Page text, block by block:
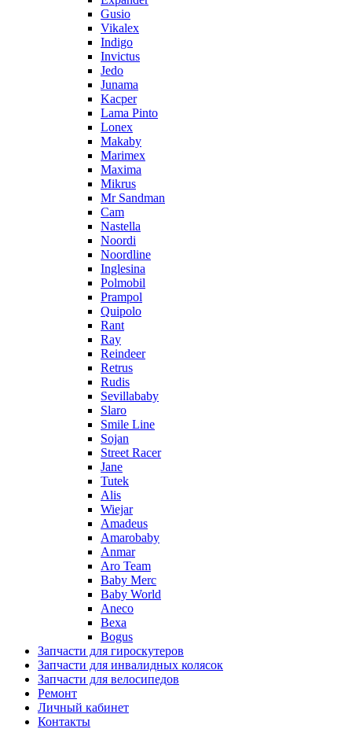
Gusio
Vikalex
Indigo
Invictus
Jedo
Junama
Kacper
Lama Pinto
Lonex
Makaby
Marimex
Maxima
Mikrus
Mr Sandman
Cam
Nastella
Noordi
Noordline
Inglesina
Polmobil
Prampol
Quipolo
Rant
Ray
Reindeer
Retrus
Rudis
Sevillababy
Slaro
Smile Line
Sojan
Street Racer
Jane
Tutek
Alis
Wiejar
Amadeus
Amarobaby
Anmar
Aro Team
Baby Merc
Baby World
Aneco
Bexa
Bogus
Запчасти для гироскутеров
Запчасти для инвалидных колясок
Запчасти для велосипедов
Ремонт
Личный кабинет
Контакты